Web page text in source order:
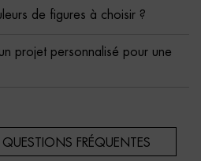
de figures à choisir ?
projet personnalisé pour une
FRÉQUENTES